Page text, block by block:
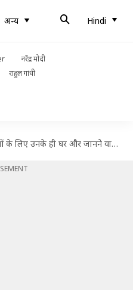
अन्य Hindi
नरेंद्र मोदी
राहुल गांधी
उनके ही घर और जानने वाले साबित हो रहे हैं जानलेवा